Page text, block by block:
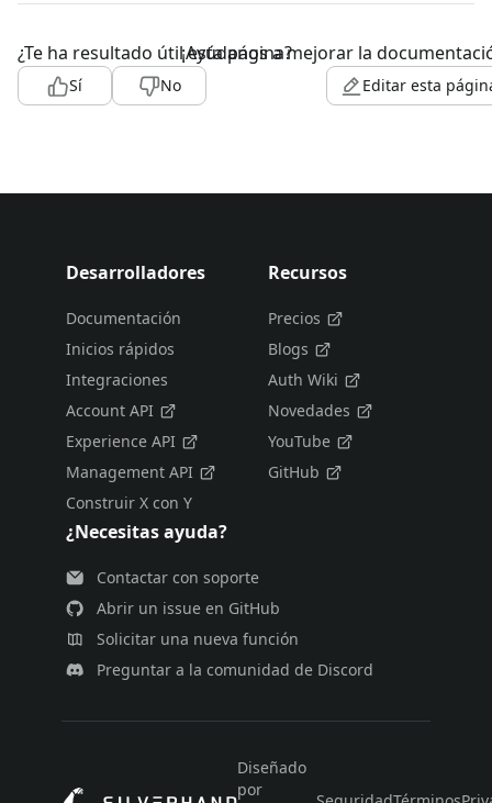
¿Te ha resultado útil esta página?
Sí No
¡Ayúdanos a mejorar la
Editar esta
Desarrolladores
Documentación
Inicios rápidos
Integraciones
Account API
Experience API
Management API
Construir X con Y
Recursos
Precios
Blogs
Auth Wiki
Novedades
YouTube
GitHub
¿Necesitas ayuda?
Contactar con soporte
Abrir un issue en GitHub
Solicitar una nueva función
Preguntar a la comunidad de Discord
Diseñado
por